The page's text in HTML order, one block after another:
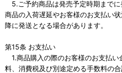
5.ご予約商品は発売予定時期までに
商品の入荷遅延やお客様のお支払い
降に発送となる場合があります。
第15条 お支払い
1.商品購入の際のお客様のお支払い
料、消費税及び別途定める手数料の合